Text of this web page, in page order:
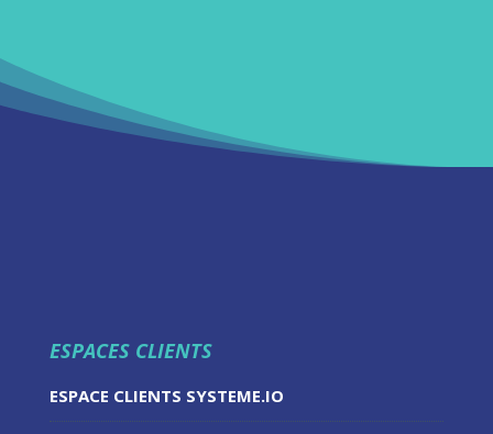
ESPACES CLIENTS
ESPACE CLIENTS SYSTEME.IO